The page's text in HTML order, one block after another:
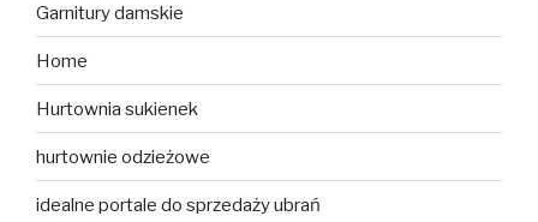
Garnitury damskie
Home
Hurtownia sukienek
hurtownie odzieżowe
idealne portale do sprzedaży ubrań